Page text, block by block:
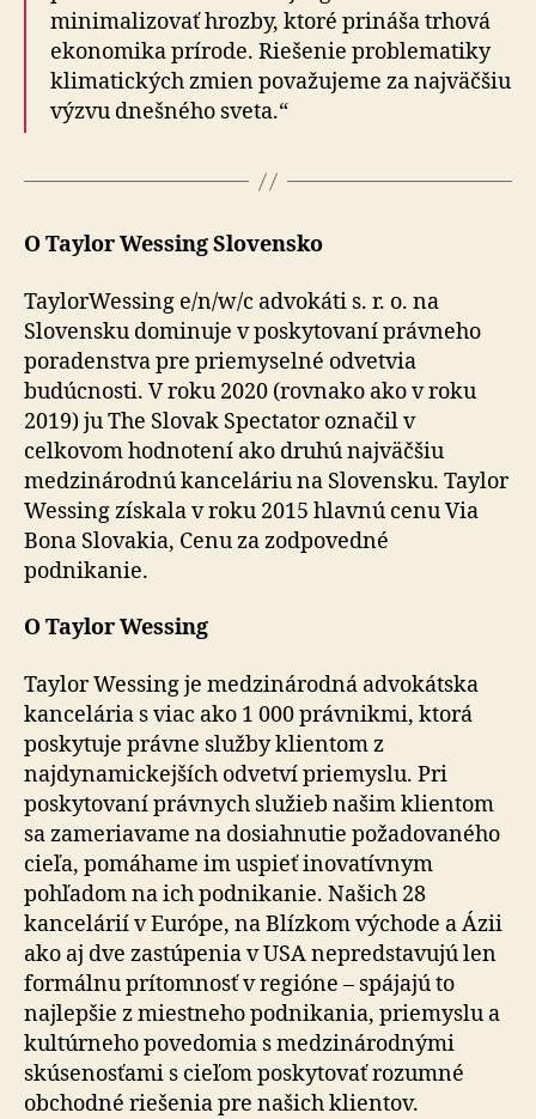
minimalizovať hrozby, ktoré prináša trhová
ekonomika prírode. Riešenie problematiky
klimatických zmien považujeme za najväčšiu
výzvu dnešného sveta.“
O Taylor Wessing Slovensko
TaylorWessing e/n/w/c advokáti s. r. o. na
Slovensku dominuje v poskytovaní právneho
poradenstva pre priemyselné odvetvia
budúcnosti. V roku 2020 (rovnako ako v roku
2019) ju The Slovak Spectator označil v
celkovom hodnotení ako druhú najväčšiu
medzinárodnú kanceláriu na Slovensku. Taylor
Wessing získala v roku 2015 hlavnú cenu Via
Bona Slovakia, Cenu za zodpovedné
podnikanie.
O Taylor Wessing
Taylor Wessing je medzinárodná advokátska
kancelária s viac ako 1 000 právnikmi, ktorá
poskytuje právne služby klientom z
najdynamickejších odvetví priemyslu. Pri
poskytovaní právnych služieb našim klientom
sa zameriavame na dosiahnutie požadovaného
cieľa, pomáhame im uspieť inovatívnym
pohľadom na ich podnikanie. Našich 28
kancelárií v Európe, na Blízkom východe a Ázii
ako aj dve zastúpenia v USA nepredstavujú len
formálnu prítomnosť v regióne – spájajú to
najlepšie z miestneho podnikania, priemyslu a
kultúrneho povedomia s medzinárodnými
skúsenosťami s cieľom poskytovať rozumné
obchodné riešenia pre našich klientov.